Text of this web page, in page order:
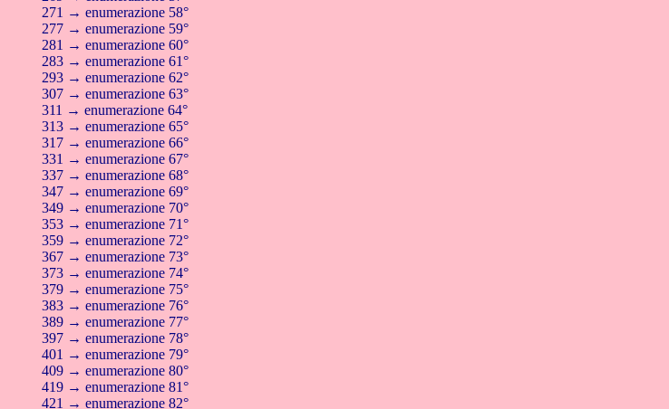
271 → enumerazione 58°
277 → enumerazione 59°
281 → enumerazione 60°
283 → enumerazione 61°
293 → enumerazione 62°
307 → enumerazione 63°
311 → enumerazione 64°
313 → enumerazione 65°
317 → enumerazione 66°
331 → enumerazione 67°
337 → enumerazione 68°
347 → enumerazione 69°
349 → enumerazione 70°
353 → enumerazione 71°
359 → enumerazione 72°
367 → enumerazione 73°
373 → enumerazione 74°
379 → enumerazione 75°
383 → enumerazione 76°
389 → enumerazione 77°
397 → enumerazione 78°
401 → enumerazione 79°
409 → enumerazione 80°
419 → enumerazione 81°
421 → enumerazione 82°